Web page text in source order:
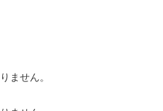
ません。